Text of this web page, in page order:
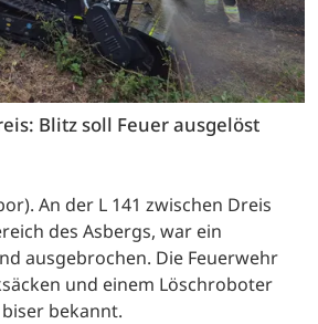
Blitz soll Feuer ausgelöst
An der L 141 zwischen Dreis
des Asbergs, war ein
ausgebrochen. Die Feuerwehr
und einem Löschroboter
bekannt.